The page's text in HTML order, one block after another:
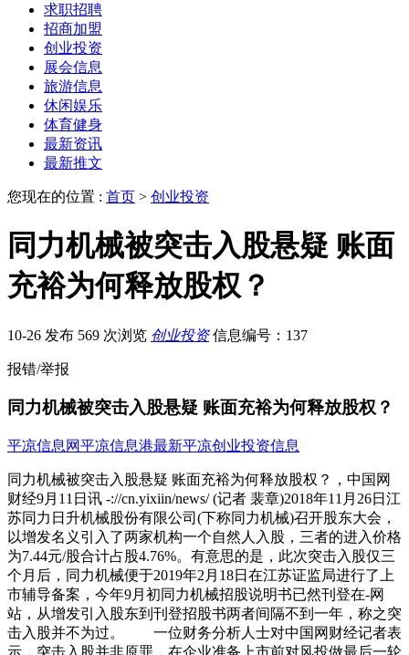
求职招聘
招商加盟
创业投资
展会信息
旅游信息
休闲娱乐
体育健身
最新资讯
最新推文
您现在的位置 : 首页 > 创业投资
同力机械被突击入股悬疑 账面
充裕为何释放股权？
10-26 发布 569 次浏览 创业投资 信息编号：137
报错/举报
同力机械被突击入股悬疑 账面充裕为何释放股权？
平凉信息网平凉信息港最新平凉创业投资信息
同力机械被突击入股悬疑 账面充裕为何释放股权？，中国网
财经9月11日讯 -://cn.yixiin/news/ (记者 裴章)2018年11月26日江
苏同力日升机械股份有限公司(下称同力机械)召开股东大会，
以增发名义引入了两家机构一个自然人入股，三者的进入价格
为7.44元/股合计占股4.76%。有意思的是，此次突击入股仅三
个月后，同力机械便于2019年2月18日在江苏证监局进行了上
市辅导备案，今年9月初同力机械招股说明书已然刊登在-网
站，从增发引入股东到刊登招股书两者间隔不到一年，称之突
击入股并不为过。 一位财务分析人士对中国网财经记者表